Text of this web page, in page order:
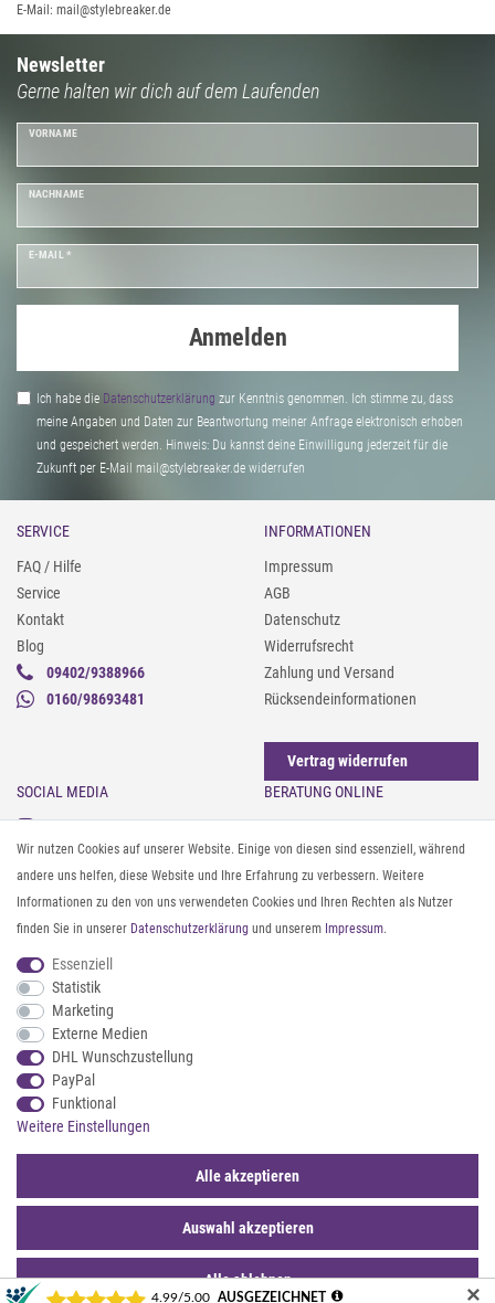
E-Mail: mail@stylebreaker.de
Newsletter
Gerne halten wir dich auf dem Laufenden
VORNAME
NACHNAME
E-MAIL *
Anmelden
Ich habe die Daten­schutz­erklärung zur Kenntnis genommen. Ich stimme zu, dass
meine Angaben und Daten zur Beantwortung meiner Anfrage elektronisch erhoben
und gespeichert werden. Hinweis: Du kannst deine Einwilligung jederzeit für die
Zukunft per E-Mail mail@stylebreaker.de widerrufen
SERVICE
FAQ / Hilfe
Service
Kontakt
Blog
09402/9388966
0160/98693481
INFORMATIONEN
Impressum
AGB
Datenschutz
Widerrufsrecht
Zahlung und Versand
Rücksendeinformationen
Vertrag widerrufen
SOCIAL MEDIA
Instagram
Facebook
Pinterest
Twitter
Youtube
Threads
BERATUNG ONLINE
Gürtel messen & kürzen
Sonnenbrillen & UV-Schutz
Textilpflege
Textil- und Material-Guide
Geldbörse richtig organisieren
ZAHLUNG & VERSAND
Wir nutzen Cookies auf unserer Website. Einige von diesen sind essenziell, während
andere uns helfen, diese Website und Ihre Erfahrung zu verbessern. Weitere
Informationen zu den von uns verwendeten Cookies und Ihren Rechten als Nutzer
finden Sie in unserer Daten­schutz­erklärung und unserem Impressum.
Essenziell
Statistik
Marketing
Externe Medien
DHL Wunschzustellung
PayPal
Funktional
Weitere Einstellungen
Auswahl akzeptieren
Alle ablehnen
Alle akzeptieren
© 2026 styleBREAKER | Alle Rechte vorbehalten. |
*Sternchentexte und rechtliche Hinweise
✕